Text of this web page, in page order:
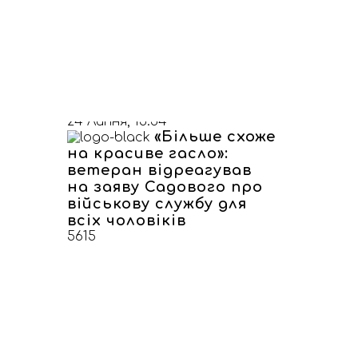
24 Липня, 15:34
«Більше схоже
на красиве гасло»:
ветеран відреагував
на заяву Садового про
військову службу для
всіх чоловіків
5615